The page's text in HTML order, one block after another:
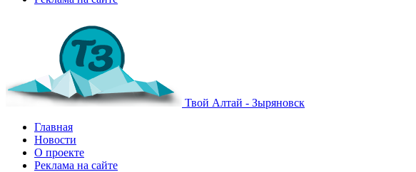
Твой Алтай - Зыряновск
Главная
Новости
О проекте
Реклама на сайте